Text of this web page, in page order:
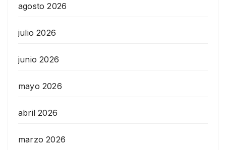
agosto 2026
julio 2026
junio 2026
mayo 2026
abril 2026
marzo 2026